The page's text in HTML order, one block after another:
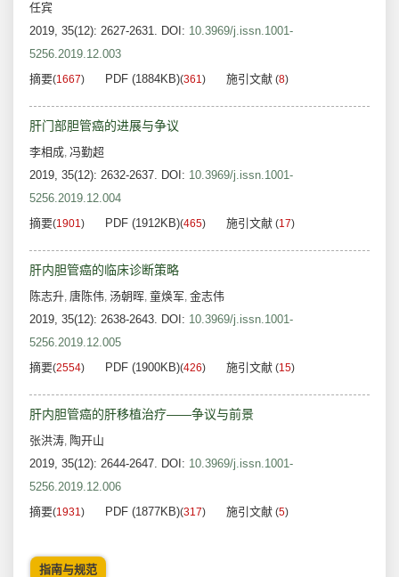
任宾
2019, 35(12): 2627-2631. DOI: 10.3969/j.issn.1001-
5256.2019.12.003
摘要(1667) PDF (1884KB)(361) 施引文献 (8)
肝门部胆管癌的进展与争议
李相成, 冯勤超
2019, 35(12): 2632-2637. DOI: 10.3969/j.issn.1001-
5256.2019.12.004
摘要(1901) PDF (1912KB)(465) 施引文献 (17)
肝内胆管癌的临床诊断策略
陈志升, 唐陈伟, 汤朝晖, 童焕军, 金志伟
2019, 35(12): 2638-2643. DOI: 10.3969/j.issn.1001-
5256.2019.12.005
摘要(2554) PDF (1900KB)(426) 施引文献 (15)
肝内胆管癌的肝移植治疗——争议与前景
张洪涛, 陶开山
2019, 35(12): 2644-2647. DOI: 10.3969/j.issn.1001-
5256.2019.12.006
摘要(1931) PDF (1877KB)(317) 施引文献 (5)
指南与规范